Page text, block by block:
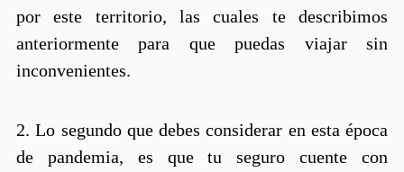
por este territorio, las cuales te describimos
anteriormente para que puedas viajar sin
inconvenientes.​​​​​​​
2. Lo segundo que debes considerar en esta época
de pandemia, es que tu seguro cuente con